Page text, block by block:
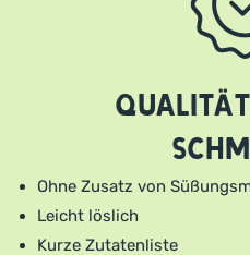
Ohne Zusatz von
Leicht löslich
Kurze Zutatenliste